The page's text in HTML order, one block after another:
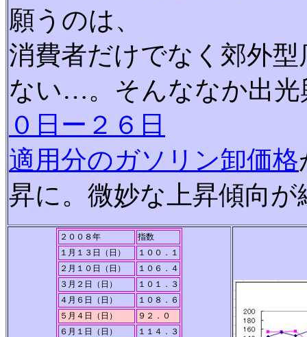
願うのは、
消費者だけでなく郊外
ない…。そんななか出光
０日ー２６日
適用分のガソリン卸価格
昇に。微妙な上昇傾向
２００８年
指数
１月１３日（日）
１００．１
２月１０日（日）
１０６．４
３月２日（日）
１０１．３
４月６日（日）
１０８．６
５月４日（日）
９２．０
６月１日（日）
１１４．３